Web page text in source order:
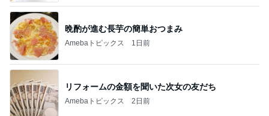
晩酌が進む長芋の簡単おつまみ
Amebaトピックス 1日前
リフォームの金額を聞いた次女の友だち
Amebaトピックス 2日前